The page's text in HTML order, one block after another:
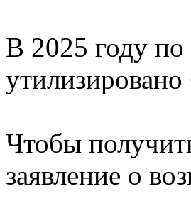
В 2025 году по
Чтобы
заявление о